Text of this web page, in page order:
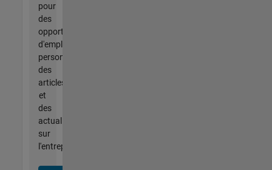
pour
des
opportunités
d'emploi
personnalisées,
des
articles
et
des
actualités
sur
l'entreprise.